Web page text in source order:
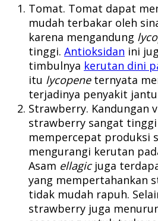
Tomat. Tomat dapat
mudah terbakar oleh
karena mengandung
tinggi. Antioksidan ini
timbulnya kerutan dini
itu lycopene ternyata
terjadinya penyakit
Strawberry. Kandungan
strawberry sangat
mempercepat produksi
mengurangi kerutan
Asam ellagicjuga
yang mempertahankan
tidak mudah rapuh.
strawberry juga